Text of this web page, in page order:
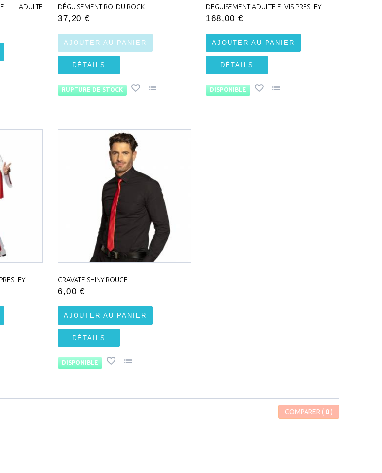
ADULTE
DÉGUISEMENT ROI DU ROCK
37,20 €
AJOUTER AU PANIER
DÉTAILS
RUPTURE DE STOCK
DEGUISEMENT ADULTE ELVIS PRESLEY
168,00 €
AJOUTER AU PANIER
DÉTAILS
DISPONIBLE
CRAVATE SHINY ROUGE
6,00 €
AJOUTER AU PANIER
DÉTAILS
DISPONIBLE
COMPARER ( 0)